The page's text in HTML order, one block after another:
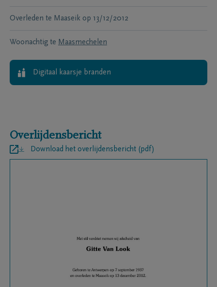
Overleden te Maaseik op 13/12/2012
Woonachtig te Maasmechelen
Digitaal kaarsje branden
Overlijdensbericht
Download het overlijdensbericht (pdf)